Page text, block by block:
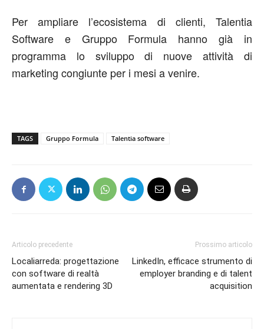
Per ampliare l’ecosistema di clienti, Talentia
Software e Gruppo Formula hanno già in
programma lo sviluppo di nuove attività di
marketing congiunte per i mesi a venire.
TAGS Gruppo Formula Talentia software
Articolo precedente
Localiarreda: progettazione
con software di realtà
aumentata e rendering 3D
Prossimo articolo
LinkedIn, efficace strumento di
employer branding e di talent
acquisition